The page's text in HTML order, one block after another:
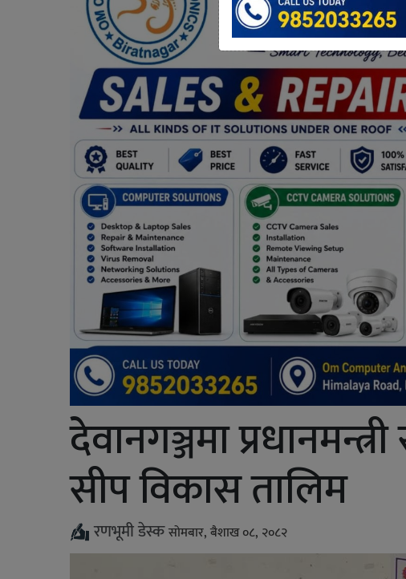
देवानगञ्जमा
सीप विकास तालिम
रणभूमी डेस्कसोमबार, बैशाख ०८, २०८२